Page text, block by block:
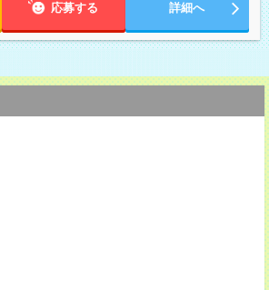
応募する 詳細へ